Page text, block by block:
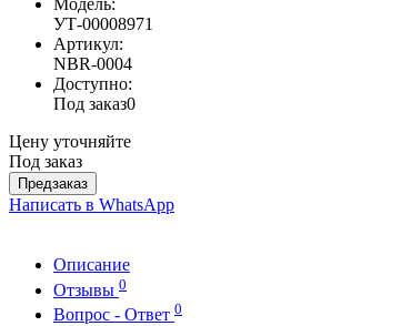
Модель:
УТ-00008971
Артикул:
NBR-0004
Доступно:
Под заказ0
Цену уточняйте
Под заказ
Предзаказ
Написать в WhatsApp
Описание
Отзывы 0
Вопрос - Ответ 0